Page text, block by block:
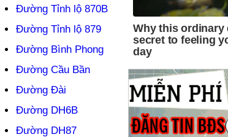
Đường Tỉnh lộ 870B
Đường Tỉnh lộ 879
Đường Bình Phong
Đường Cầu Bần
Đường Đài
Đường DH6B
Đường DH87